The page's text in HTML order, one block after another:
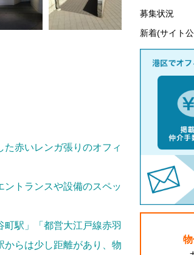
赤いレンガ張りのオフィ
トランスや設備のスペッ
駅」「都営大江戸線赤羽
からは少し距離があり、物
募集状況
新着(サイト